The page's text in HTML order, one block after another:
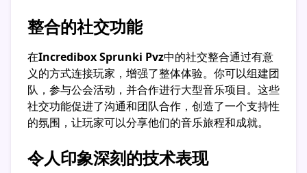
整合的社交功能
在Incredibox Sprunki Pvz中的社交整合通过有意
义的方式连接玩家，增强了整体体验。你可以组建团
队，参与公会活动，并合作进行大型音乐项目。这些
社交功能促进了沟通和团队合作，创造了一个支持性
的氛围，让玩家可以分享他们的音乐旅程和成就。
令人印象深刻的技术表现